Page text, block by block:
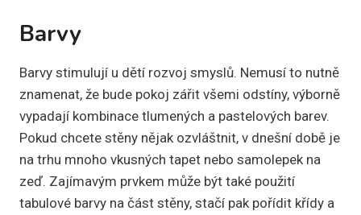
Barvy
Barvy stimulují u dětí rozvoj smyslů. Nemusí to nutně
znamenat, že bude pokoj zářit všemi odstíny, výborně
vypadají kombinace tlumených a pastelových barev.
Pokud chcete stěny nějak ozvláštnit, v dnešní době je
na trhu mnoho vkusných tapet nebo samolepek na
zeď. Zajímavým prvkem může být také použití
tabulové barvy na část stěny, stačí pak pořídit křídy a